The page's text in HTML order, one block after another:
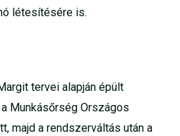
létesítésére is.
tervei alapján épült
Munkásőrség Országos
majd a rendszerváltás után a